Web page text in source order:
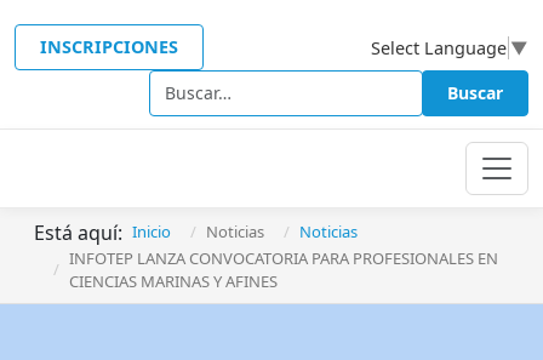
INSCRIPCIONES Select Language ▼
Buscar Buscar
Está aquí: Inicio Noticias
Noticias
INFOTEP LANZA CONVOCATORIA PARA PROFESIONALES EN
CIENCIAS MARINAS Y AFINES